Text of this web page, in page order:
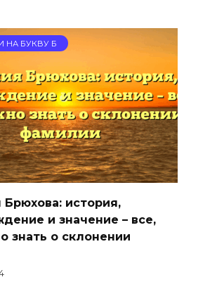
НА БУКВУ Б
история,
и значение – все,
знать о склонении